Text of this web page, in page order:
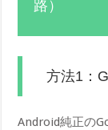
路）
方法1：
Android純正の